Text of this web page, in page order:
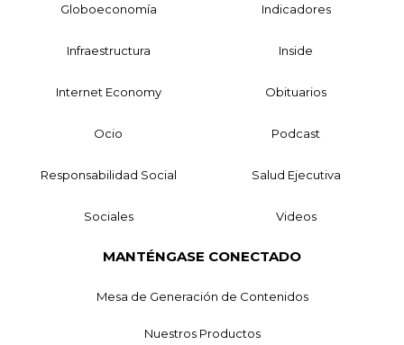
Globoeconomía Indicadores
Infraestructura Inside
Internet Economy Obituarios
Ocio Podcast
Responsabilidad Social Salud Ejecutiva
Sociales Videos
MANTÉNGASE CONECTADO
Mesa de Generación de Contenidos
Nuestros Productos